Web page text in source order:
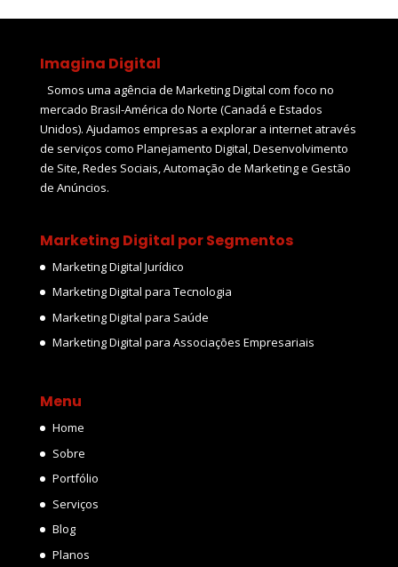
Imagina Digital
Somos uma agência de Marketing Digital com foco no
mercado Brasil-América do Norte (Canadá e Estados
Unidos). Ajudamos empresas a explorar a internet através
de serviços como Planejamento Digital, Desenvolvimento
de Site, Redes Sociais, Automação de Marketing e Gestão
de Anúncios.
Marketing Digital por Segmentos
Marketing Digital Jurídico
Marketing Digital para Tecnologia
Marketing Digital para Saúde
Marketing Digital para Associações Empresariais
Menu
Home
Sobre
Portfólio
Serviços
Blog
Planos